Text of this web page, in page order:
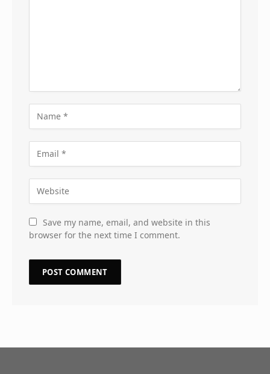
Save my name, email, and website in this
browser for the next time I comment.